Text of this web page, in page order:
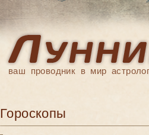
ваш проводник в мир
Гороскопы